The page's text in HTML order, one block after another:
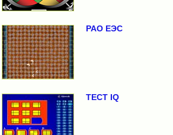
РАО ЕЭС
ТЕСТ IQ